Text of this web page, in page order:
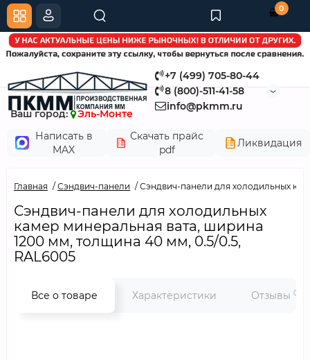
+7 (499) 705-80-44
8 (800)-511-41-58
info@pkmm.ru
Ваш город:
Эль-Монте
Написать в
MAX
Скачать прайс
pdf
Ликвидация
0
Главная Сэндвич-панели Сэндвич-панели для холодильных
Сэндвич-панели для холодильных
камер минеральная вата, ширина
1200 мм, толщина 40 мм, 0.5/0.5,
RAL6005
Все о товаре Характеристики Отзывы 0